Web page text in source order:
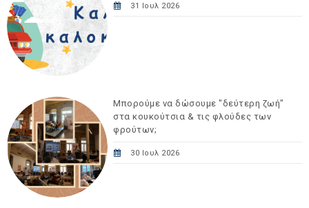
31 Ιουλ 2026
Μπορούμε να δώσουμε "δεύτερη ζωή"
στα κουκούτσια & τις φλούδες των
φρούτων;
30 Ιουλ 2026